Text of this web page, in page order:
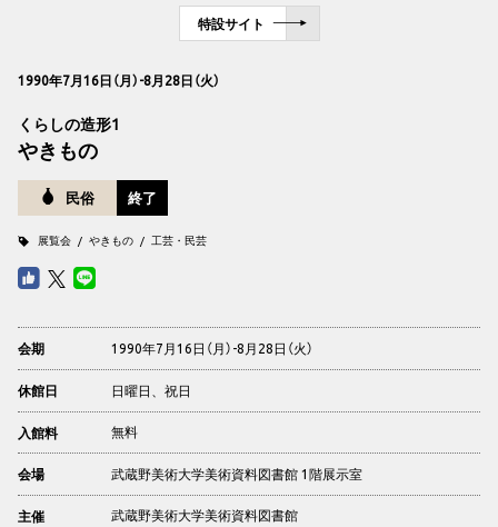
特設サイト
1990年7月16日（月）-8月28日（火）
くらしの造形1
やきもの
民俗 終了
展覧会 やきもの 工芸・民芸
会期 1990年7月16日（月）-8月28日（火）
休館日 日曜日、祝日
入館料 無料
会場 武蔵野美術大学美術資料図書館 1階展示室
主催 武蔵野美術大学美術資料図書館